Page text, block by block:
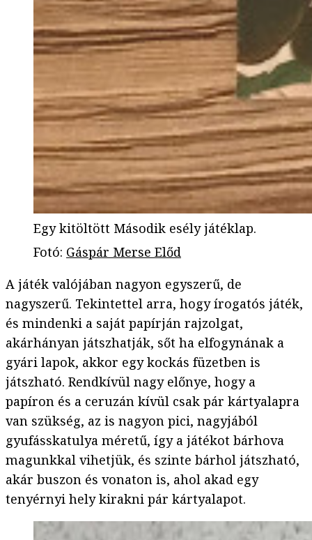
Egy kitöltött Második esély játéklap.
Fotó: Gáspár Merse Előd
A játék valójában nagyon egyszerű, de
nagyszerű. Tekintettel arra, hogy írogatós játék,
és mindenki a saját papírján rajzolgat,
akárhányan játszhatják, sőt ha elfogynának a
gyári lapok, akkor egy kockás füzetben is
játszható. Rendkívül nagy előnye, hogy a
papíron és a ceruzán kívül csak pár kártyalapra
van szükség, az is nagyon pici, nagyjából
gyufásskatulya méretű, így a játékot bárhova
magunkkal vihetjük, és szinte bárhol játszható,
akár buszon és vonaton is, ahol akad egy
tenyérnyi hely kirakni pár kártyalapot.